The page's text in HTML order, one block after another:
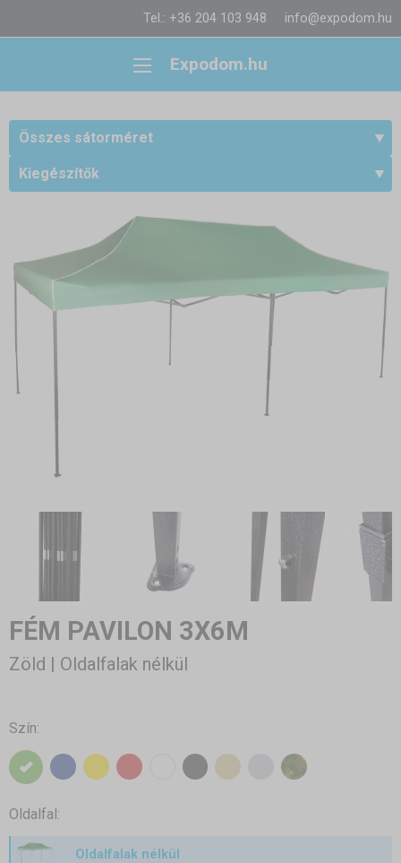
Tel.: +36 204 103 948 info@expodom.hu
Expodom.hu
Összes sátorméret
Kiegészítők
FÉM PAVILON 3X6M
Zöld | Oldalfalak nélkül
Szín:
Oldalfal:
Oldalfalak nélkül